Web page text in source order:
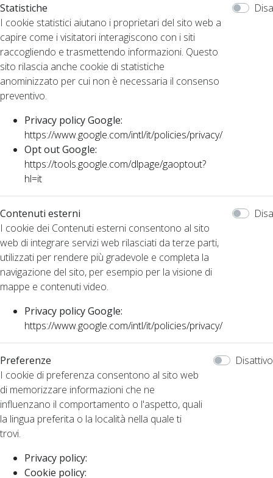
Statistiche
I cookie statistici aiutano i proprietari del sito web a
capire come i visitatori interagiscono con i siti
raccogliendo e trasmettendo informazioni. Questo
sito rilascia anche cookie di statistiche
anominizzato per cui non è necessaria il consenso
preventivo.
Privacy policy Google:
https://www.google.com/intl/it/policies/privacy/
Opt out Google:
https://tools.google.com/dlpage/gaoptout?
hl=it
Contenuti esterni
I cookie dei Contenuti esterni consentono al sito
web di integrare servizi web rilasciati da terze parti,
utilizzati per rendere più gradevole e completa la
navigazione del sito, per esempio per la visione di
mappe e contenuti video.
Privacy policy Google:
https://www.google.com/intl/it/policies/privacy/
Preferenze
I cookie di preferenza consentono al sito web
di memorizzare informazioni che ne
influenzano il comportamento o l'aspetto, quali
la lingua preferita o la località nella quale ti
trovi.
Privacy policy:
Cookie policy:
Disattivo